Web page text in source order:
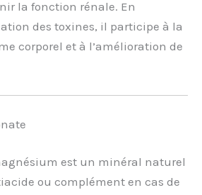
la fonction rénale. En
des toxines, il participe à la
corporel et à l’amélioration de
est un minéral naturel
ou complément en cas de